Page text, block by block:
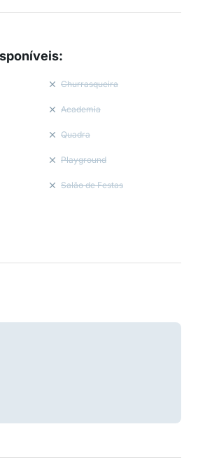
:
Churrasqueira
Academia
Quadra
Playground
Salão de Festas